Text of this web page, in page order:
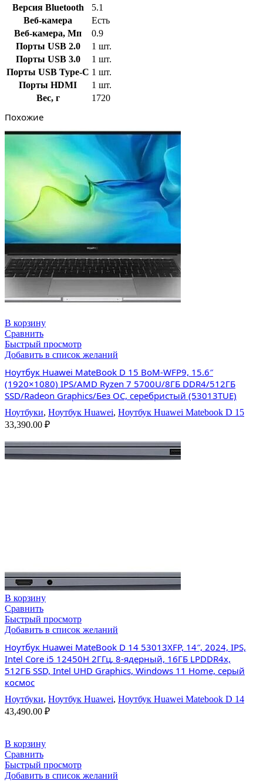
Версия Bluetooth
5.1
Веб-камера
Есть
Веб-камера, Мп
0.9
Порты USB 2.0
1 шт.
Порты USB 3.0
1 шт.
Порты USB Type-C 1 шт.
Порты HDMI
1 шт.
Вес, г
1720
Похожие
В корзину
Сравнить
Быстрый просмотр
Добавить в список желаний
Ноутбук Huawei MateBook D 15 BoM-WFP9, 15.6″
(1920×1080) IPS/AMD Ryzen 7 5700U/8ГБ DDR4/512ГБ
SSD/Radeon Graphics/Без ОС, серебристый (53013TUE)
Ноутбуки, Ноутбук Huawei, Ноутбук Huawei Matebook D 15
33,390.00 ₽
В корзину
Сравнить
Быстрый просмотр
Добавить в список желаний
Ноутбук Huawei MateBook D 14 53013XFP, 14″, 2024, IPS,
Intel Core i5 12450H 2ГГц, 8-ядерный, 16ГБ LPDDR4x,
512ГБ SSD, Intel UHD Graphics, Windows 11 Home, серый
космос
Ноутбуки, Ноутбук Huawei, Ноутбук Huawei Matebook D 14
43,490.00 ₽
В корзину
Сравнить
Быстрый просмотр
Добавить в список желаний